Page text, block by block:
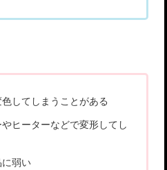
してしまうことがある
ヒーターなどで変形してし
弱い